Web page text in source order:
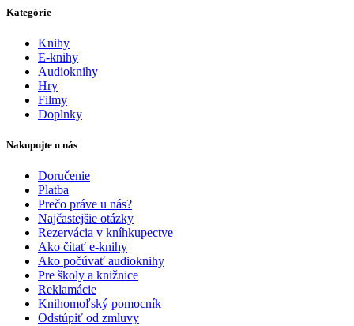
Kategórie
Knihy
E-knihy
Audioknihy
Hry
Filmy
Doplnky
Nakupujte u nás
Doručenie
Platba
Prečo práve u nás?
Najčastejšie otázky
Rezervácia v kníhkupectve
Ako čítať e-knihy
Ako počúvať audioknihy
Pre školy a knižnice
Reklamácie
Knihomoľský pomocník
Odstúpiť od zmluvy